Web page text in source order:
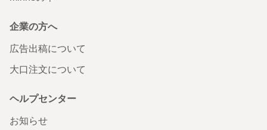
企業の方へ
広告出稿について
大口注文について
ヘルプセンター
お知らせ